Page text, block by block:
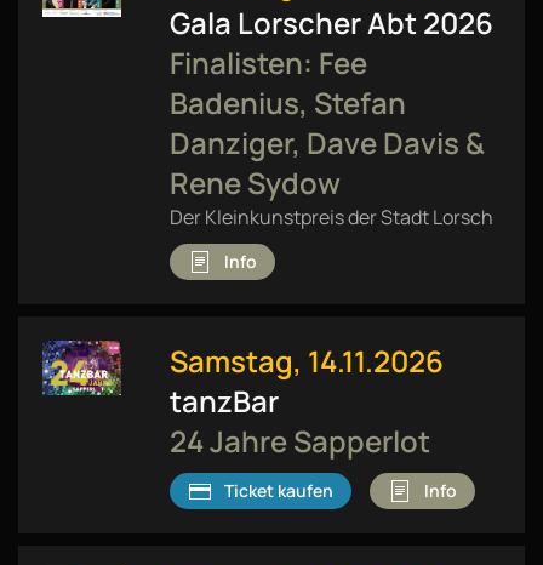
Gala Lorscher Abt 2026
Finalisten: Fee
Badenius, Stefan
Danziger, Dave Davis &
Rene Sydow
Der Kleinkunstpreis der Stadt Lorsch
Info
Samstag, 14.11.2026
tanzBar
24 Jahre Sapperlot
Ticket kaufen Info